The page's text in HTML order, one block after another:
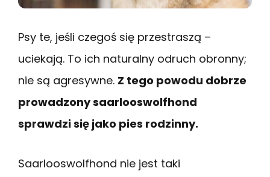
Psy te, jeśli czegoś się przestraszą –
uciekają. To ich naturalny odruch obronny;
nie są agresywne. Z tego powodu dobrze
prowadzony saarlooswolfhond
sprawdzi się jako pies rodzinny.
Saarlooswolfhond nie jest taki